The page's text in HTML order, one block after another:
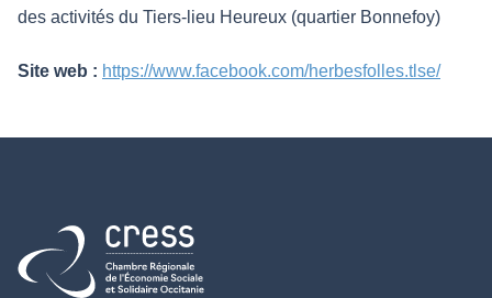
des activités du Tiers-lieu Heureux (quartier Bonnefoy)
Site web : https://www.facebook.com/herbesfolles.tlse/
Retour à l'accueil